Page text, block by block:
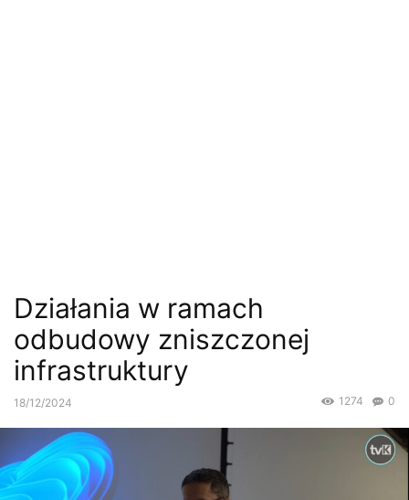
Działania w ramach
odbudowy zniszczonej
infrastruktury
18/12/2024 0
1274